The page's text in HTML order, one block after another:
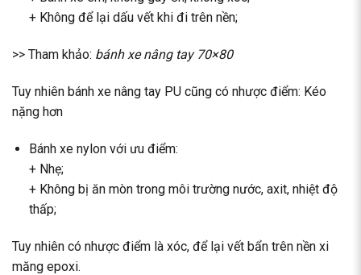
+ Không để lại dấu vết khi đi trên nền;
>> Tham khảo: bánh xe nâng tay 70×80
Tuy nhiên bánh xe nâng tay PU cũng có nhược điểm: Kéo
nặng hơn
Bánh xe nylon với ưu điểm:
+ Nhẹ;
+ Không bị ăn mòn trong môi trường nước, axit, nhiệt độ
thấp;
Tuy nhiên có nhược điểm là xóc, để lại vết bẩn trên nền xi
măng epoxi.